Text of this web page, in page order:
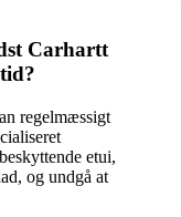
Carhartt
regelmæssigt
etui,
og undgå at